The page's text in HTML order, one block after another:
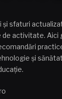
sfaturi
activitate. Aici
și